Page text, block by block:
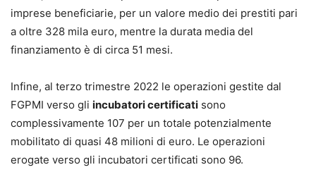
imprese beneficiarie, per un valore medio dei prestiti pari
a oltre 328 mila euro, mentre la durata media del
finanziamento è di circa 51 mesi.
Infine, al terzo trimestre 2022 le operazioni gestite dal
FGPMI verso gli incubatori certificati sono
complessivamente 107 per un totale potenzialmente
mobilitato di quasi 48 milioni di euro. Le operazioni
erogate verso gli incubatori certificati sono 96.